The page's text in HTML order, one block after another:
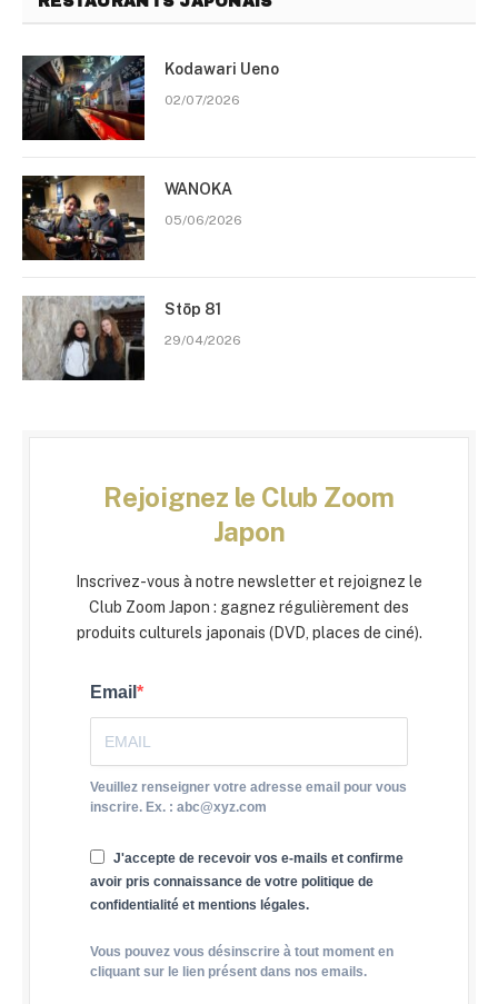
Kodawari Ueno
02/07/2026
WANOKA
05/06/2026
Stōp 81
29/04/2026
Rejoignez le Club Zoom
Japon
Inscrivez-vous à notre newsletter et rejoignez le
Club Zoom Japon : gagnez régulièrement des
produits culturels japonais (DVD, places de ciné).
Email
Veuillez renseigner votre adresse email pour vous
inscrire. Ex. : abc@xyz.com
J'accepte de recevoir vos e-mails et confirme
avoir pris connaissance de votre politique de
confidentialité et mentions légales.
Vous pouvez vous désinscrire à tout moment en
cliquant sur le lien présent dans nos emails.